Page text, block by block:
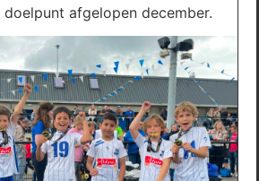
doelpunt afgelopen december.